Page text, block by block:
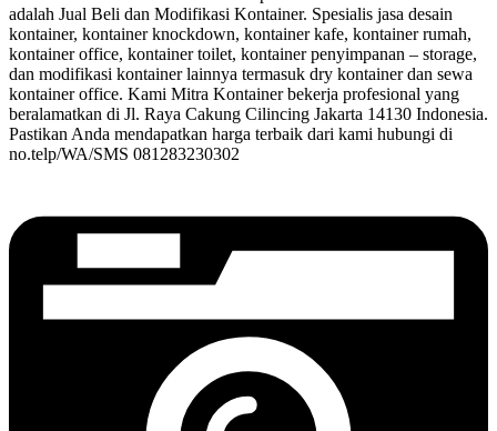
adalah Jual Beli dan Modifikasi Kontainer. Spesialis jasa desain
kontainer, kontainer knockdown, kontainer kafe, kontainer rumah,
kontainer office, kontainer toilet, kontainer penyimpanan – storage,
dan modifikasi kontainer lainnya termasuk dry kontainer dan sewa
kontainer office. Kami Mitra Kontainer bekerja profesional yang
beralamatkan di Jl. Raya Cakung Cilincing Jakarta 14130 Indonesia.
Pastikan Anda mendapatkan harga terbaik dari kami hubungi di
no.telp/WA/SMS 081283230302